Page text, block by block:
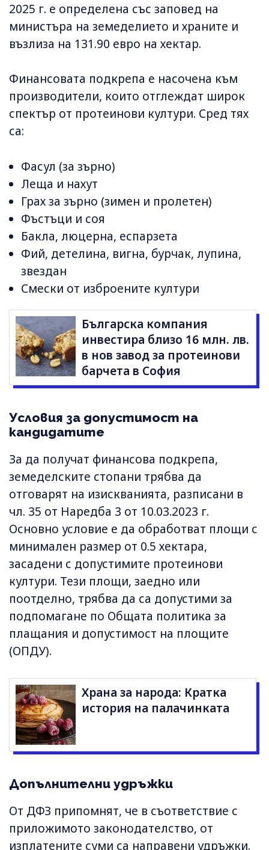
2025 г. е определена със заповед на
министъра на земеделието и храните и
възлиза на 131.90 евро на хектар.
Финансовата подкрепа е насочена към
производители, които отглеждат широк
спектър от протеинови култури. Сред тях
са:
Фасул (за зърно)
Леща и нахут
Грах за зърно (зимен и пролетен)
Фъстъци и соя
Бакла, люцерна, еспарзета
Фий, детелина, вигна, бурчак, лупина,
звездан
Смески от изброените култури
Българска компания
инвестира близо 16 млн. лв.
в нов завод за протеинови
барчета в София
Условия за допустимост на
кандидатите
За да получат финансова подкрепа,
земеделските стопани трябва да
отговарят на изискванията, разписани в
чл. 35 от Наредба 3 от 10.03.2023 г.
Основно условие е да обработват площи с
минимален размер от 0.5 хектара,
засадени с допустимите протеинови
култури. Тези площи, заедно или
поотделно, трябва да са допустими за
подпомагане по Общата политика за
плащания и допустимост на площите
(ОПДУ).
Храна за народа: Кратка
история на палачинката
Допълнителни удръжки
От ДФЗ припомнят, че в съответствие с
приложимото законодателство, от
изплатените суми са направени удръжки.